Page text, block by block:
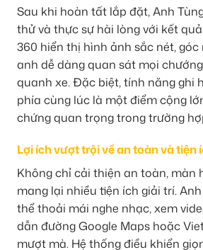
Sau khi hoàn tất lắp đặt, Anh
thử và thực sự hài lòng với kết
360 hiển thị hình ảnh sắc nét, góc
anh dễ dàng quan sát mọi
quanh xe. Đặc biệt, tính năng ghi
phía cùng lúc là một điểm cộng
chứng quan trọng trong trường
Lợi ích vượt trội về an toàn và tiện
Không chỉ cải thiện an toàn, màn
mang lại nhiều tiện ích giải trí.
thể thoải mái nghe nhạc, xem
dẫn đường Google Maps hoặc
mượt mà. Hệ thống điều khiển